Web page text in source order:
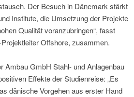
Der Besuch in Dänemark stärkt
Institute, die Umsetzung der Projekte
Qualität voranzubringen“, fasst
Offshore, zusammen.
Ambau GmbH Stahl- und Anlagenbau
Effekte der Studienreise: „Es
dänische Vorgehen aus erster Hand